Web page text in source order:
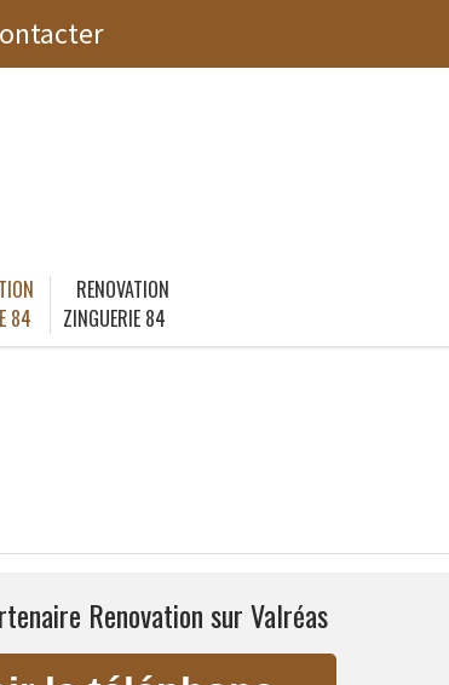
84
RENOVATION
ZINGUERIE 84
Renovation sur Valréas